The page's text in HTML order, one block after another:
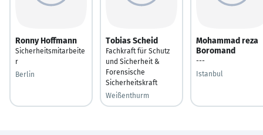
Ronny Hoffmann
Sicherheitsmitarbeite
r
Berlin
Tobias Scheid
Fachkraft für Schutz
und Sicherheit &
Forensische
Sicherheitskraft
Weißenthurm
Mohammad reza
Boromand
---
Istanbul